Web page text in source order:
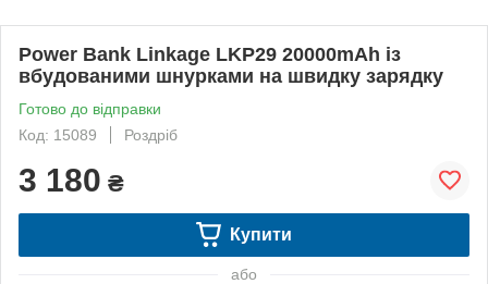
Power Bank Linkage LKP29 20000mAh із
вбудованими шнурками на швидку зарядку
Готово до відправки
Код: 15089
Роздріб
3 180 ₴
Купити
або